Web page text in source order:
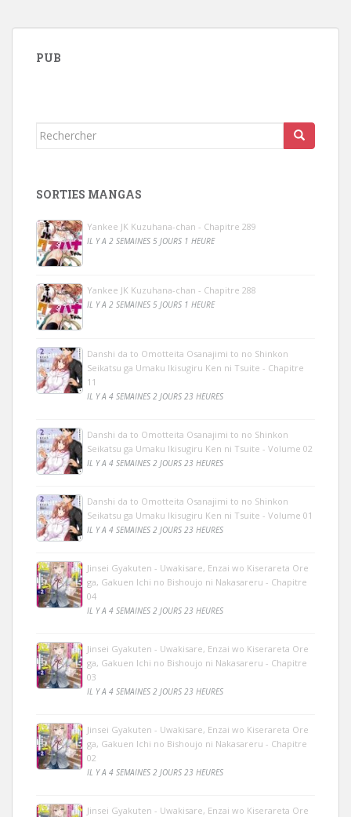
PUB
Rechercher...
SORTIES MANGAS
Yankee JK Kuzuhana-chan - Chapitre 289
IL Y A 2 SEMAINES 5 JOURS 1 HEURE
Yankee JK Kuzuhana-chan - Chapitre 288
IL Y A 2 SEMAINES 5 JOURS 1 HEURE
Danshi da to Omotteita Osanajimi to no Shinkon
Seikatsu ga Umaku Ikisugiru Ken ni Tsuite - Chapitre
11
IL Y A 4 SEMAINES 2 JOURS 23 HEURES
Danshi da to Omotteita Osanajimi to no Shinkon
Seikatsu ga Umaku Ikisugiru Ken ni Tsuite - Volume 02
IL Y A 4 SEMAINES 2 JOURS 23 HEURES
Danshi da to Omotteita Osanajimi to no Shinkon
Seikatsu ga Umaku Ikisugiru Ken ni Tsuite - Volume 01
IL Y A 4 SEMAINES 2 JOURS 23 HEURES
Jinsei Gyakuten - Uwakisare, Enzai wo Kiserareta Ore
ga, Gakuen Ichi no Bishoujo ni Nakasareru - Chapitre
04
IL Y A 4 SEMAINES 2 JOURS 23 HEURES
Jinsei Gyakuten - Uwakisare, Enzai wo Kiserareta Ore
ga, Gakuen Ichi no Bishoujo ni Nakasareru - Chapitre
03
IL Y A 4 SEMAINES 2 JOURS 23 HEURES
Jinsei Gyakuten - Uwakisare, Enzai wo Kiserareta Ore
ga, Gakuen Ichi no Bishoujo ni Nakasareru - Chapitre
02
IL Y A 4 SEMAINES 2 JOURS 23 HEURES
Jinsei Gyakuten - Uwakisare, Enzai wo Kiserareta Ore